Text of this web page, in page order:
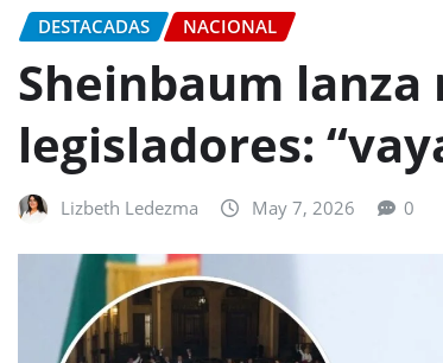
DESTACADAS NACIONAL
Sheinbaum
legisladores:
Lizbeth Ledezma May 7, 2026 0